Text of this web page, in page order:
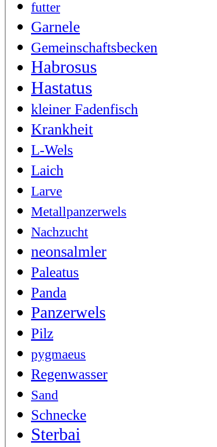
futter
Garnele
Gemeinschaftsbecken
Habrosus
Hastatus
kleiner Fadenfisch
Krankheit
L-Wels
Laich
Larve
Metallpanzerwels
Nachzucht
neonsalmler
Paleatus
Panda
Panzerwels
Pilz
pygmaeus
Regenwasser
Sand
Schnecke
Sterbai